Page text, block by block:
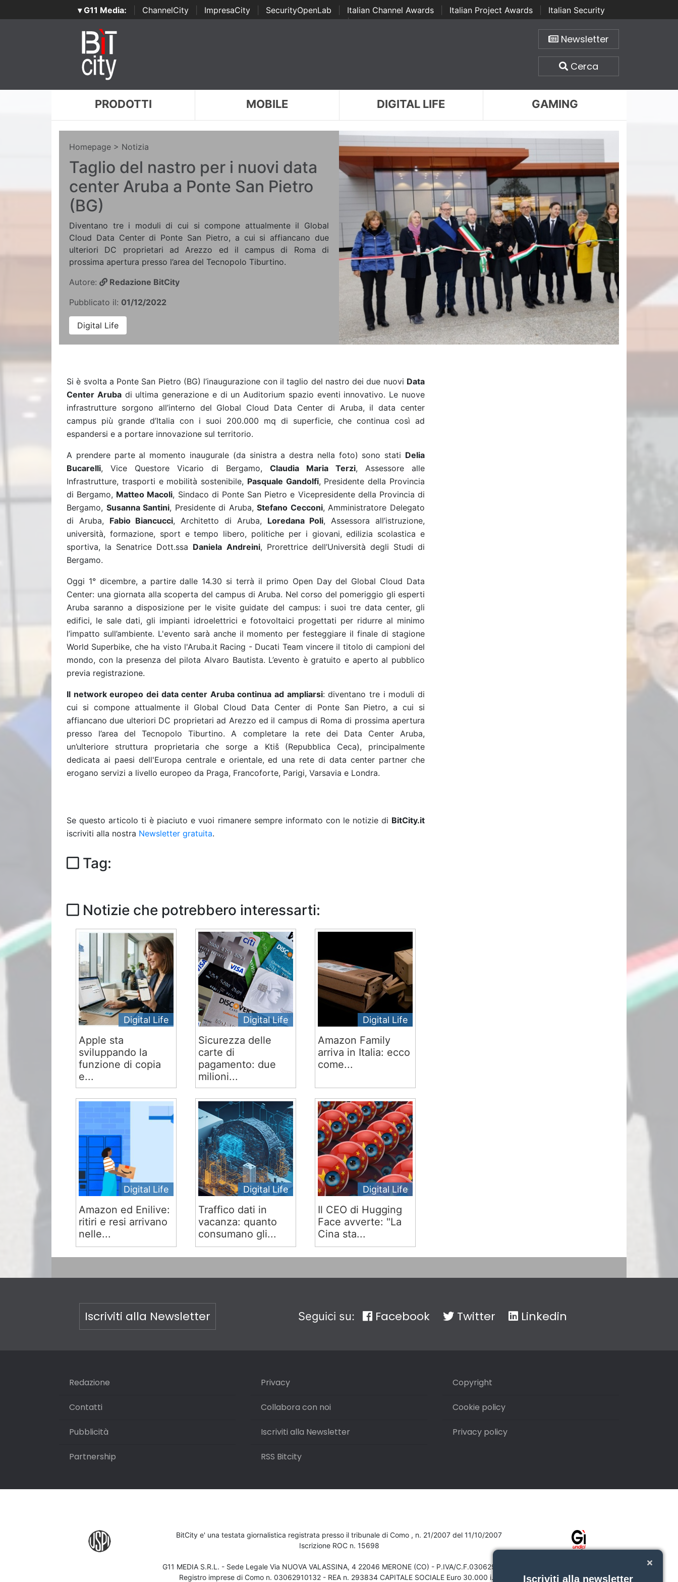
▾ G11 Media: ChannelCity ImpresaCity SecurityOpenLab Italian Channel Awards Italian Project Awards
Italian Security
Awards | ...
Newsletter
Cerca
PRODOTTI MOBILE DIGITAL LIFE GAMING
Homepage > Notizia
Taglio del nastro per i nuovi data
center Aruba a Ponte San Pietro
(BG)
Diventano tre i moduli di cui si compone attualmente il Global
Cloud Data Center di Ponte San Pietro, a cui si affiancano due
ulteriori DC proprietari ad Arezzo ed il campus di Roma di
prossima apertura presso l’area del Tecnopolo Tiburtino.
Autore:
Redazione BitCity
Pubblicato il: 01/12/2022
Digital Life
Si è svolta a Ponte San Pietro (BG) l’inaugurazione con il taglio del nastro dei due nuovi Data
Center Arubadi ultima generazione e di un Auditorium spazio eventi innovativo. Le nuove
infrastrutture sorgono all’interno del Global Cloud Data Center di Aruba, il data center
campus più grande d’Italia con i suoi 200.000 mq di superficie, che continua così ad
espandersi e a portare innovazione sul territorio.
A prendere parte al momento inaugurale (da sinistra a destra nella foto) sono stati Delia
Bucarelli, Vice Questore Vicario di Bergamo, Claudia Maria Terzi, Assessore alle
Infrastrutture, trasporti e mobilità sostenibile, Pasquale Gandolfi, Presidente della Provincia
di Bergamo, Matteo Macoli, Sindaco di Ponte San Pietro e Vicepresidente della Provincia di
Bergamo, Susanna Santini, Presidente di Aruba, Stefano Cecconi, Amministratore Delegato
di Aruba,
Fabio Biancucci, Architetto di Aruba, Loredana Poli, Assessora all’istruzione,
università, formazione, sport e tempo libero, politiche per i giovani, edilizia scolastica e
sportiva, la Senatrice Dott.ssa Daniela Andreini, Prorettrice dell’Università degli Studi di
Bergamo.
Oggi 1° dicembre, a partire dalle 14.30 si terrà il primo Open Day del Global Cloud Data
Center: una giornata alla scoperta del campus di Aruba. Nel corso del pomeriggio gli esperti
Aruba saranno a disposizione per le visite guidate del campus: i suoi tre data center, gli
edifici, le sale dati, gli impianti idroelettrici e fotovoltaici progettati per ridurre al minimo
l’impatto sull’ambiente. L'evento sarà anche il momento per festeggiare il finale di stagione
World Superbike, che ha visto l'Aruba.it Racing - Ducati Team vincere il titolo di campioni del
mondo, con la presenza del pilota Alvaro Bautista. L’evento è gratuito e aperto al pubblico
previa registrazione.
Il network europeo dei data center Aruba continua ad ampliarsi: diventano tre i moduli di
cui si compone attualmente il Global Cloud Data Center di Ponte San Pietro, a cui si
affiancano due ulteriori DC proprietari ad Arezzo ed il campus di Roma di prossima apertura
presso l’area del Tecnopolo Tiburtino. A completare la rete dei Data Center Aruba,
un’ulteriore struttura proprietaria che sorge a Ktiš (Repubblica Ceca), principalmente
dedicata ai paesi dell'Europa centrale e orientale, ed una rete di data center partner che
erogano servizi a livello europeo da Praga, Francoforte, Parigi, Varsavia e Londra.
Se questo articolo ti è piaciuto e vuoi rimanere sempre informato con le notizie di BitCity.it
iscriviti alla nostra Newsletter gratuita.
Tag:
Notizie che potrebbero interessarti:
Digital Life
Apple sta
sviluppando la
funzione di copia
e...
Digital Life
Sicurezza delle
carte di
pagamento: due
milioni...
Digital Life
Amazon Family
arriva in Italia: ecco
come...
Digital Life
Amazon ed Enilive:
ritiri e resi arrivano
nelle...
Digital Life
Traffico dati in
vacanza: quanto
consumano gli...
Digital Life
Il CEO di Hugging
Face avverte: "La
Cina sta...
Iscriviti alla Newsletter Seguici su: Facebook Twitter Linkedin
Redazione
Contatti
Pubblicità
Partnership
Privacy
Collabora con noi
Iscriviti alla Newsletter
RSS Bitcity
Copyright
Cookie policy
Privacy policy
BitCity e' una testata giornalistica registrata presso il tribunale di Como , n. 21/2007 del 11/10/2007
Iscrizione ROC n. 15698
G11 MEDIA S.R.L. - Sede Legale Via NUOVA VALASSINA, 4 22046 MERONE (CO) - P.IVA/C.F.03062910132
Registro imprese di Como n. 03062910132 - REA n. 293834 CAPITALE SOCIALE Euro 30.000 i.v.
Iscriviti alla newsletter